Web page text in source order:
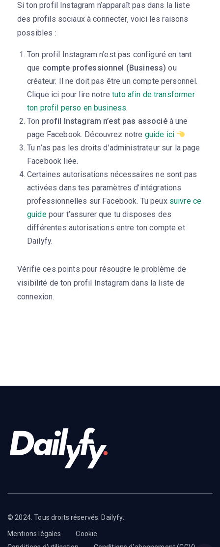
Si ton profil Instagram n’apparaît pas dans la liste
des profils sociaux à connecter, voici les raisons
possibles :
Ton profil Instagram n’est pas configuré en tant
que compte professionnel (Business) ou
créateur. Il ne doit pas être un compte personnel.
Clique ici pour lire notretuto afin de transformer
ton profil perso en business.
Ton profil Instagram n’est pas associéà une
page Facebook. Découvrez notre guide ici
Tu n’as pas les droits d’administrateur sur la page
Facebook liée.
Certaines autorisations nécessaires ne sont pas
activées dans tes paramètres d’intégrations
professionnelles sur Facebook. Tu peux suivre ce
guidepour t’assurer que tu disposes des
différentes autorisations entre ton compte et
Dailyfy.
Vérifie ces points pour résoudre le problème de
visibilité de ton profil Instagram dans la liste de
connexion.
© 2024. Tous droits réservés. Dailyfy.
Mentions légales
Cookie